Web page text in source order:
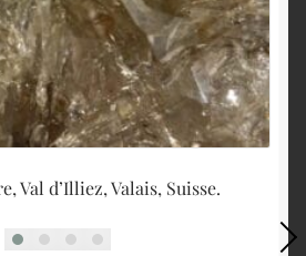
Val d’Illiez, Valais, Suisse.